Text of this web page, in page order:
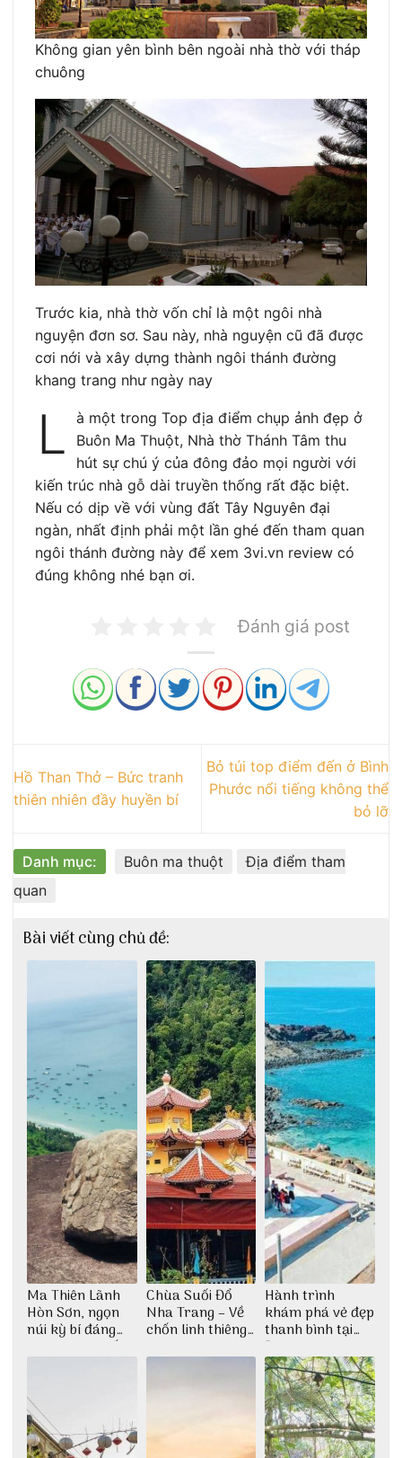
Không gian yên bình bên ngoài nhà thờ với tháp
chuông
Trước kia, nhà thờ vốn chỉ là một ngôi nhà
nguyện đơn sơ. Sau này, nhà nguyện cũ đã được
cơi nới và xây dựng thành ngôi thánh đường
khang trang như ngày nay
L
à một trong Top địa điểm chụp ảnh đẹp ở
Buôn Ma Thuột, Nhà thờ Thánh Tâm thu
hút sự chú ý của đông đảo mọi người với
kiến trúc nhà gỗ dài truyền thống rất đặc biệt.
Nếu có dịp về với vùng đất Tây Nguyên đại
ngàn, nhất định phải một lần ghé đến tham quan
ngôi thánh đường này để xem 3vi.vn review có
đúng không nhé bạn ơi.
Đánh giá post
Hồ Than Thở – Bức tranh
thiên nhiên đầy huyền bí
Bỏ túi top điểm đến ở Bình
Phước nổi tiếng không thể
bỏ lỡ
Danh mục: Buôn ma thuột
Địa điểm tham
quan
Bài viết cùng chủ đề:
Ma Thiên Lãnh
Hòn Sơn, ngọn
núi kỳ bí đáng
khám phá nhất
Chùa Suối Đổ
Nha Trang – Về
chốn linh thiêng
thiền định
Hành trình
khám phá vẻ đẹp
thanh bình tại
Đảo Phú Quý